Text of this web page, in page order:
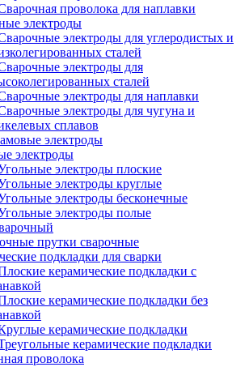
проволока для наплавки
электроды
электроды для углеродистых и
сталей
электроды для
сталей
электроды для наплавки
электроды для чугуна и
сплавов
электроды
электроды
электроды плоские
электроды круглые
электроды бесконечные
электроды полые
прутки сварочные
подкладки для сварки
керамические подкладки с
керамические подкладки без
керамические подкладки
керамические подкладки
проволока